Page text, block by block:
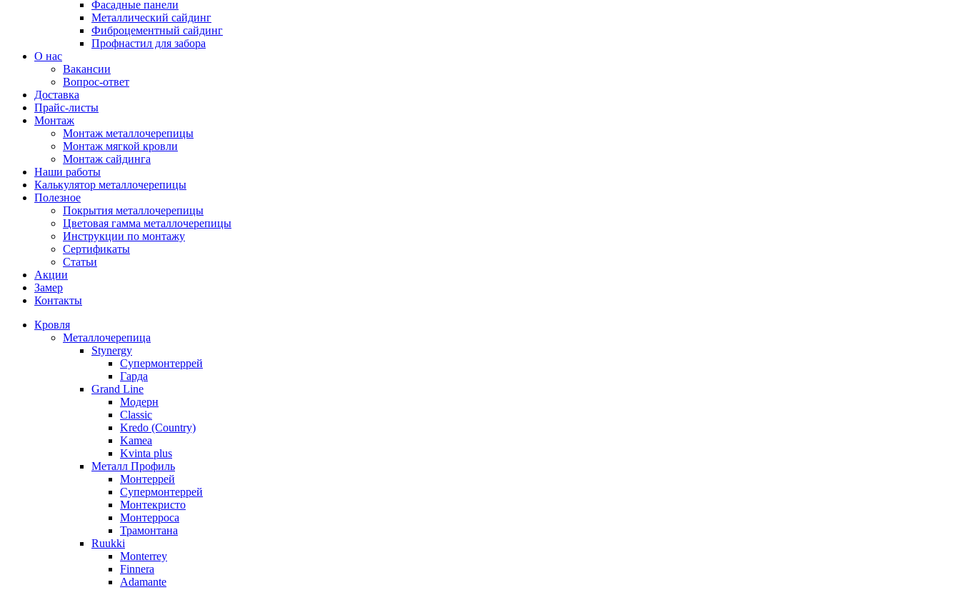
Фасадные панели
Металлический сайдинг
Фиброцементный сайдинг
Профнастил для забора
О нас
Вакансии
Вопрос-ответ
Доставка
Прайс-листы
Монтаж
Монтаж металлочерепицы
Монтаж мягкой кровли
Монтаж сайдинга
Наши работы
Калькулятор металлочерепицы
Полезное
Покрытия металлочерепицы
Цветовая гамма металлочерепицы
Инструкции по монтажу
Сертификаты
Статьи
Акции
Замер
Контакты
Кровля
Металлочерепица
Stynergy
Супермонтеррей
Гарда
Grand Line
Модерн
Classic
Kredo (Country)
Kamea
Kvinta plus
Металл Профиль
Монтеррей
Супермонтеррей
Монтекристо
Монтерроса
Трамонтана
Ruukki
Monterrey
Finnera
Adamante